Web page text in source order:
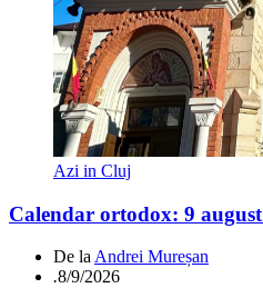
Azi in Cluj
Calendar ortodox: 9
De la Andrei Mureșan
.8/9/2026